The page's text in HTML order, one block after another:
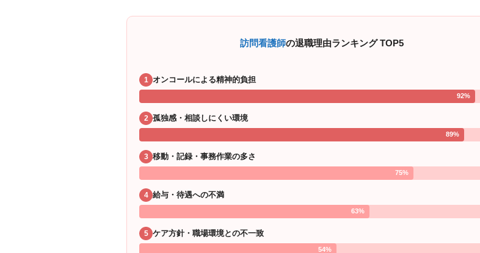
訪問看護師の退職理由ランキング TOP5
1 オンコールによる精神的負担
92%
2 孤独感・相談しにくい環境
89%
3 移動・記録・事務作業の多さ
75%
4 給与・待遇への不満
63%
5 ケア方針・職場環境との不一致
54%